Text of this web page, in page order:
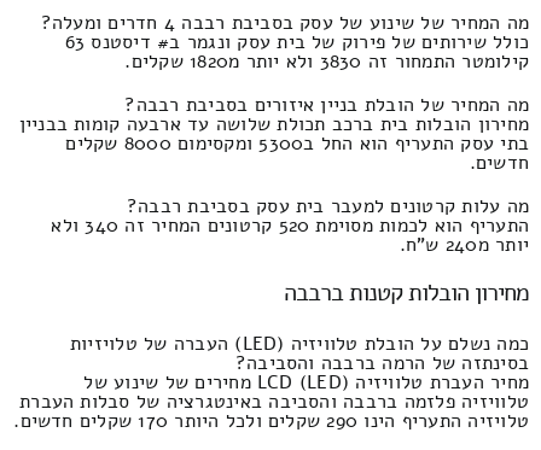
מה המחיר של שינוע של עסק בסביבת רבבה 4 חדרים ומעלה?
כולל שירותים של פירוק של בית עסק ונגמר ב# דיסטנס 63
קילומטר התמחור זה 3830 ולא יותר מ1820 שקלים.
מה המחיר של הובלת בניין איזורים בסביבת רבבה?
מחירון הובלות בית ברכב תכולת שלושה עד ארבעה קומות בבניין
בתי עסק התעריף הוא החל ב5300 ומקסימום 8000 שקלים
חדשים.
מה עלות קרטונים למעבר בית עסק בסביבת רבבה?
התעריף הוא לכמות מסוימת 520 קרטונים המחיר זה 340 ולא
יותר מ240 ש"ח.
מחירון הובלות קטנות ברבבה
כמה נשלם על הובלת טלוויזיה (LED) העברה של טלויזיות
בסינתזה של הרמה ברבבה והסביבה?
מחיר העברת טלוויזיה LCD (LED) מחירים של שינוע של
טלוויזיה פלזמה ברבבה והסביבה באינטגרציה של סבלות העברת
טלויזיה התעריף הינו 290 שקלים ולכל היותר 170 שקלים חדשים.